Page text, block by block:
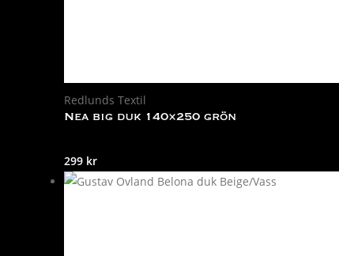
Redlunds Textil
Nea big duk 140×250 grön
299 kr